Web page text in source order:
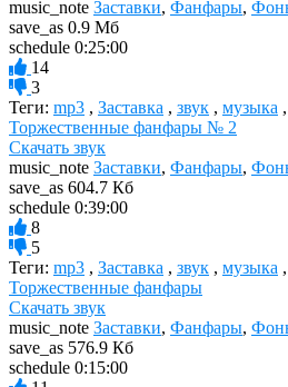
music_note Заставки, Фанфары,
save_as 0.9 Мб
schedule 0:25:00
14
3
Теги: mp3 , Заставка , звук , музыка ,
Торжественные фанфары № 2
Скачать звук
music_note Заставки, Фанфары,
save_as 604.7 Кб
schedule 0:39:00
8
5
Теги: mp3 , Заставка , звук , музыка ,
Торжественные фанфары
Скачать звук
music_note Заставки, Фанфары,
save_as 576.9 Кб
schedule 0:15:00